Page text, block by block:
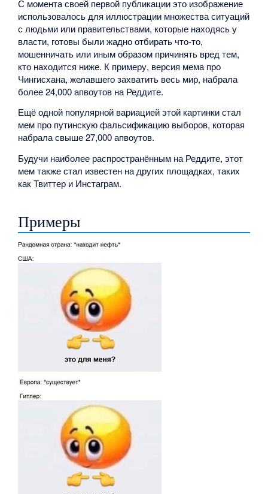
С момента своей первой публикации это изображение
использовалось для иллюстрации множества ситуаций
с людьми или правительствами, которые находясь у
власти, готовы были жадно отбирать что-то,
мошенничать или иным образом причинять вред тем,
кто находится ниже. К примеру, версия мема про
Чингисхана, желавшего захватить весь мир, набрала
более 24,000 апвоутов на Реддите.
Ещё одной популярной вариацией этой картинки стал
мем про путинскую фальсификацию выборов, которая
набрала свыше 27,000 апвоутов.
Будучи наиболее распространённым на Реддите, этот
мем также стал известен на других площадках, таких
как Твиттер и Инстаграм.
Примеры